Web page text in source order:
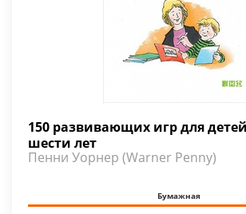
150 развивающих игр для
шести лет
Пенни Уорнер (Warner Penny)
Бумажная